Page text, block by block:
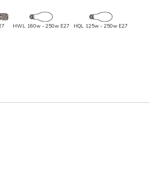
HWL 160w - 250w E27 HQL 125w - 250w E27